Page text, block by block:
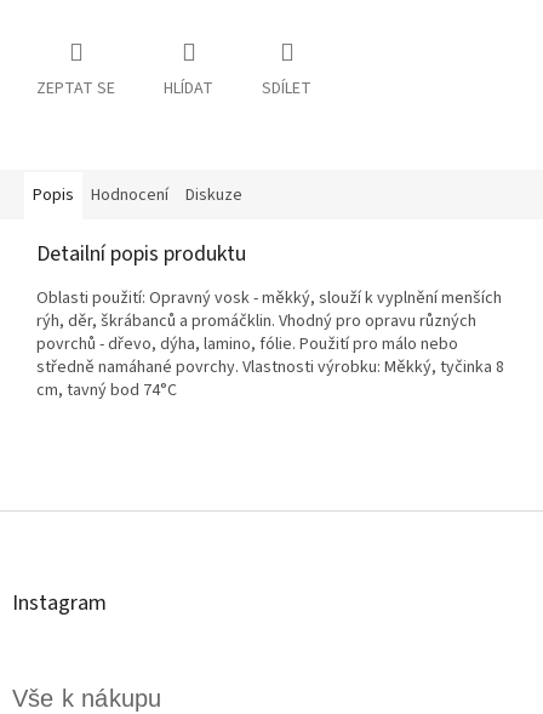
ZEPTAT SE HLÍDAT SDÍLET
Popis Hodnocení Diskuze
Detailní popis produktu
Oblasti použití: Opravný vosk - měkký, slouží k vyplnění menších
rýh, děr, škrábanců a promáčklin. Vhodný pro opravu různých
povrchů - dřevo, dýha, lamino, fólie. Použití pro málo nebo
středně namáhané povrchy. Vlastnosti výrobku: Měkký, tyčinka 8
cm, tavný bod 74°C
á
Instagram
Vše k nákupu